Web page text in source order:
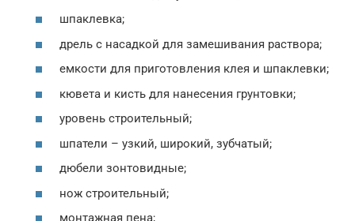
шпаклевка;
дрель с насадкой для замешивания раствора;
емкости для приготовления клея и шпаклевки;
кювета и кисть для нанесения грунтовки;
уровень строительный;
шпатели – узкий, широкий, зубчатый;
дюбели зонтовидные;
нож строительный;
монтажная пена;